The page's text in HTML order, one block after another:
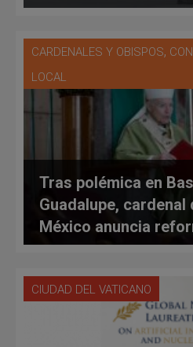
aquí
CARDENALES Y OBISPOS,
LOCAL
Tras polémica en
Guadalupe, cardenal
México anuncia
Roma y nombra
CIUDAD DEL VATICANO